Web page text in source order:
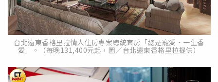
台北遠東香格里拉情人住房專案總統套房「總是寵愛‧一生香
愛」。（每晚131,400元起，圖／台北遠東香格里拉提供）